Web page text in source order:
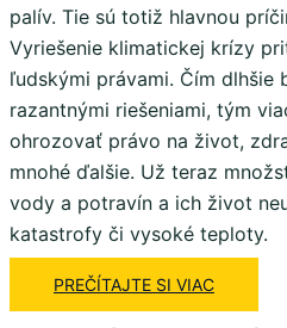
palív. Tie sú totiž hlavnou
Vyriešenie klimatickej krízy
ľudskými právami. Čím dlhšie
razantnými riešeniami, tým
ohrozovať právo na život,
mnohé ďalšie. Už teraz
vody a potravín a ich život
katastrofy či vysoké teploty.
PREČÍTAJTE SI VIAC